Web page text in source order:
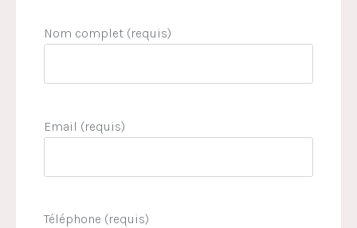
Nom complet (requis)
Email (requis)
Téléphone (requis)